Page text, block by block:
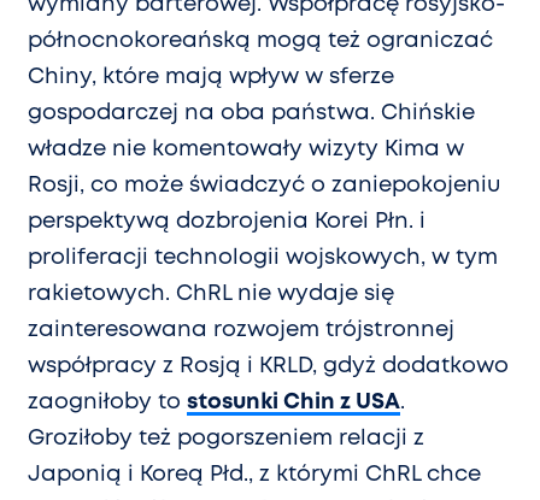
wymiany barterowej. Współpracę rosyjsko-
północnokoreańską mogą też ograniczać
Chiny, które mają wpływ w sferze
gospodarczej na oba państwa. Chińskie
władze nie komentowały wizyty Kima w
Rosji, co może świadczyć o zaniepokojeniu
perspektywą dozbrojenia Korei Płn. i
proliferacji technologii wojskowych, w tym
rakietowych. ChRL nie wydaje się
zainteresowana rozwojem trójstronnej
współpracy z Rosją i KRLD, gdyż dodatkowo
zaogniłoby to stosunki Chin z USA.
Groziłoby też pogorszeniem relacji z
Japonią i Koreą Płd., z którymi ChRL chce